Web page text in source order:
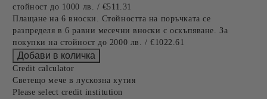
стойност до 1000 лв. / €511.31
Плащане на 6 вноски. Стойността на поръчката се
разпределя в 6 равни месечни вноски с оскъпяване. За
покупки на стойност до 2000 лв. / €1022.61
Credit calculator
Светещо мече в лускозна кутия
Please select credit institution